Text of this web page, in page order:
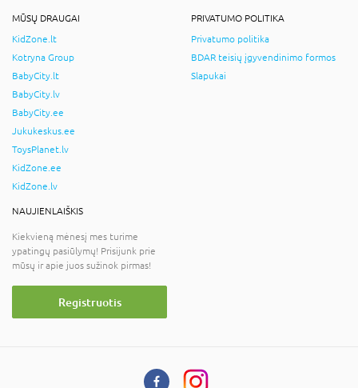
MŪSŲ DRAUGAI
KidZone.lt
Kotryna Group
BabyCity.lt
BabyCity.lv
BabyCity.ee
Jukukeskus.ee
ToysPlanet.lv
KidZone.ee
KidZone.lv
PRIVATUMO POLITIKA
Privatumo politika
BDAR teisių įgyvendinimo formos
Slapukai
NAUJIENLAIŠKIS
Kiekvieną mėnesį mes turime
ypatingų pasiūlymų! Prisijunk prie
mūsų ir apie juos sužinok pirmas!
Registruotis